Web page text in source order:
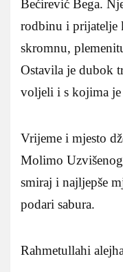
Bećirević Bega.
rodbinu i prijatelje
skromnu,
Ostavila je dubok
voljeli i s kojima
Vrijeme i mjesto
Molimo
smiraj i najljepše
podari sabura.
Rahmetullahi